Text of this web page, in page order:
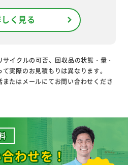
く見る
イクルの可否、回収品の状態・量・
実際のお見積もりは異なります。
たはメールにてお問い合わせくださ
わせを！